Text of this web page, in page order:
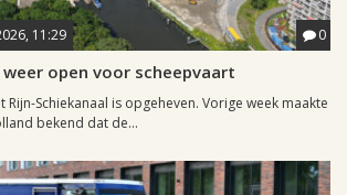
11:29 0
weer open voor scheepvaart
Rijn-Schiekanaal is opgeheven. Vorige week maakte
bekend dat de...